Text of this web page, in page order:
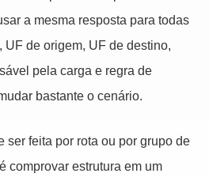
a mesma resposta para todas
UF de origem, UF de destino,
pela carga e regra de
bastante o cenário.
ser feita por rota ou por grupo de
comprovar estrutura em um